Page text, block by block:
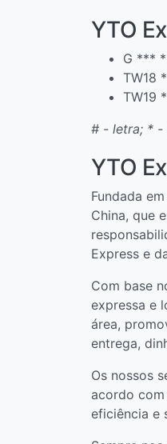
YTO
G ***
TW18
TW19
# - letra; * -
YTO
Fundada
China, que
Express e
Com base
expressa e
área,
entrega,
Os nossos
acordo
eficiência e